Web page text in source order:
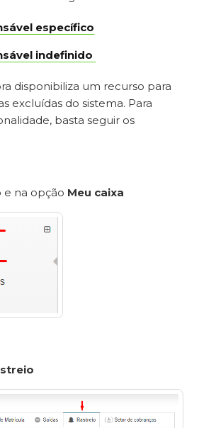
específico
indefinido
disponibiliza um recurso para
excluídas do sistema. Para
basta seguir os
e na opção Meu caixa